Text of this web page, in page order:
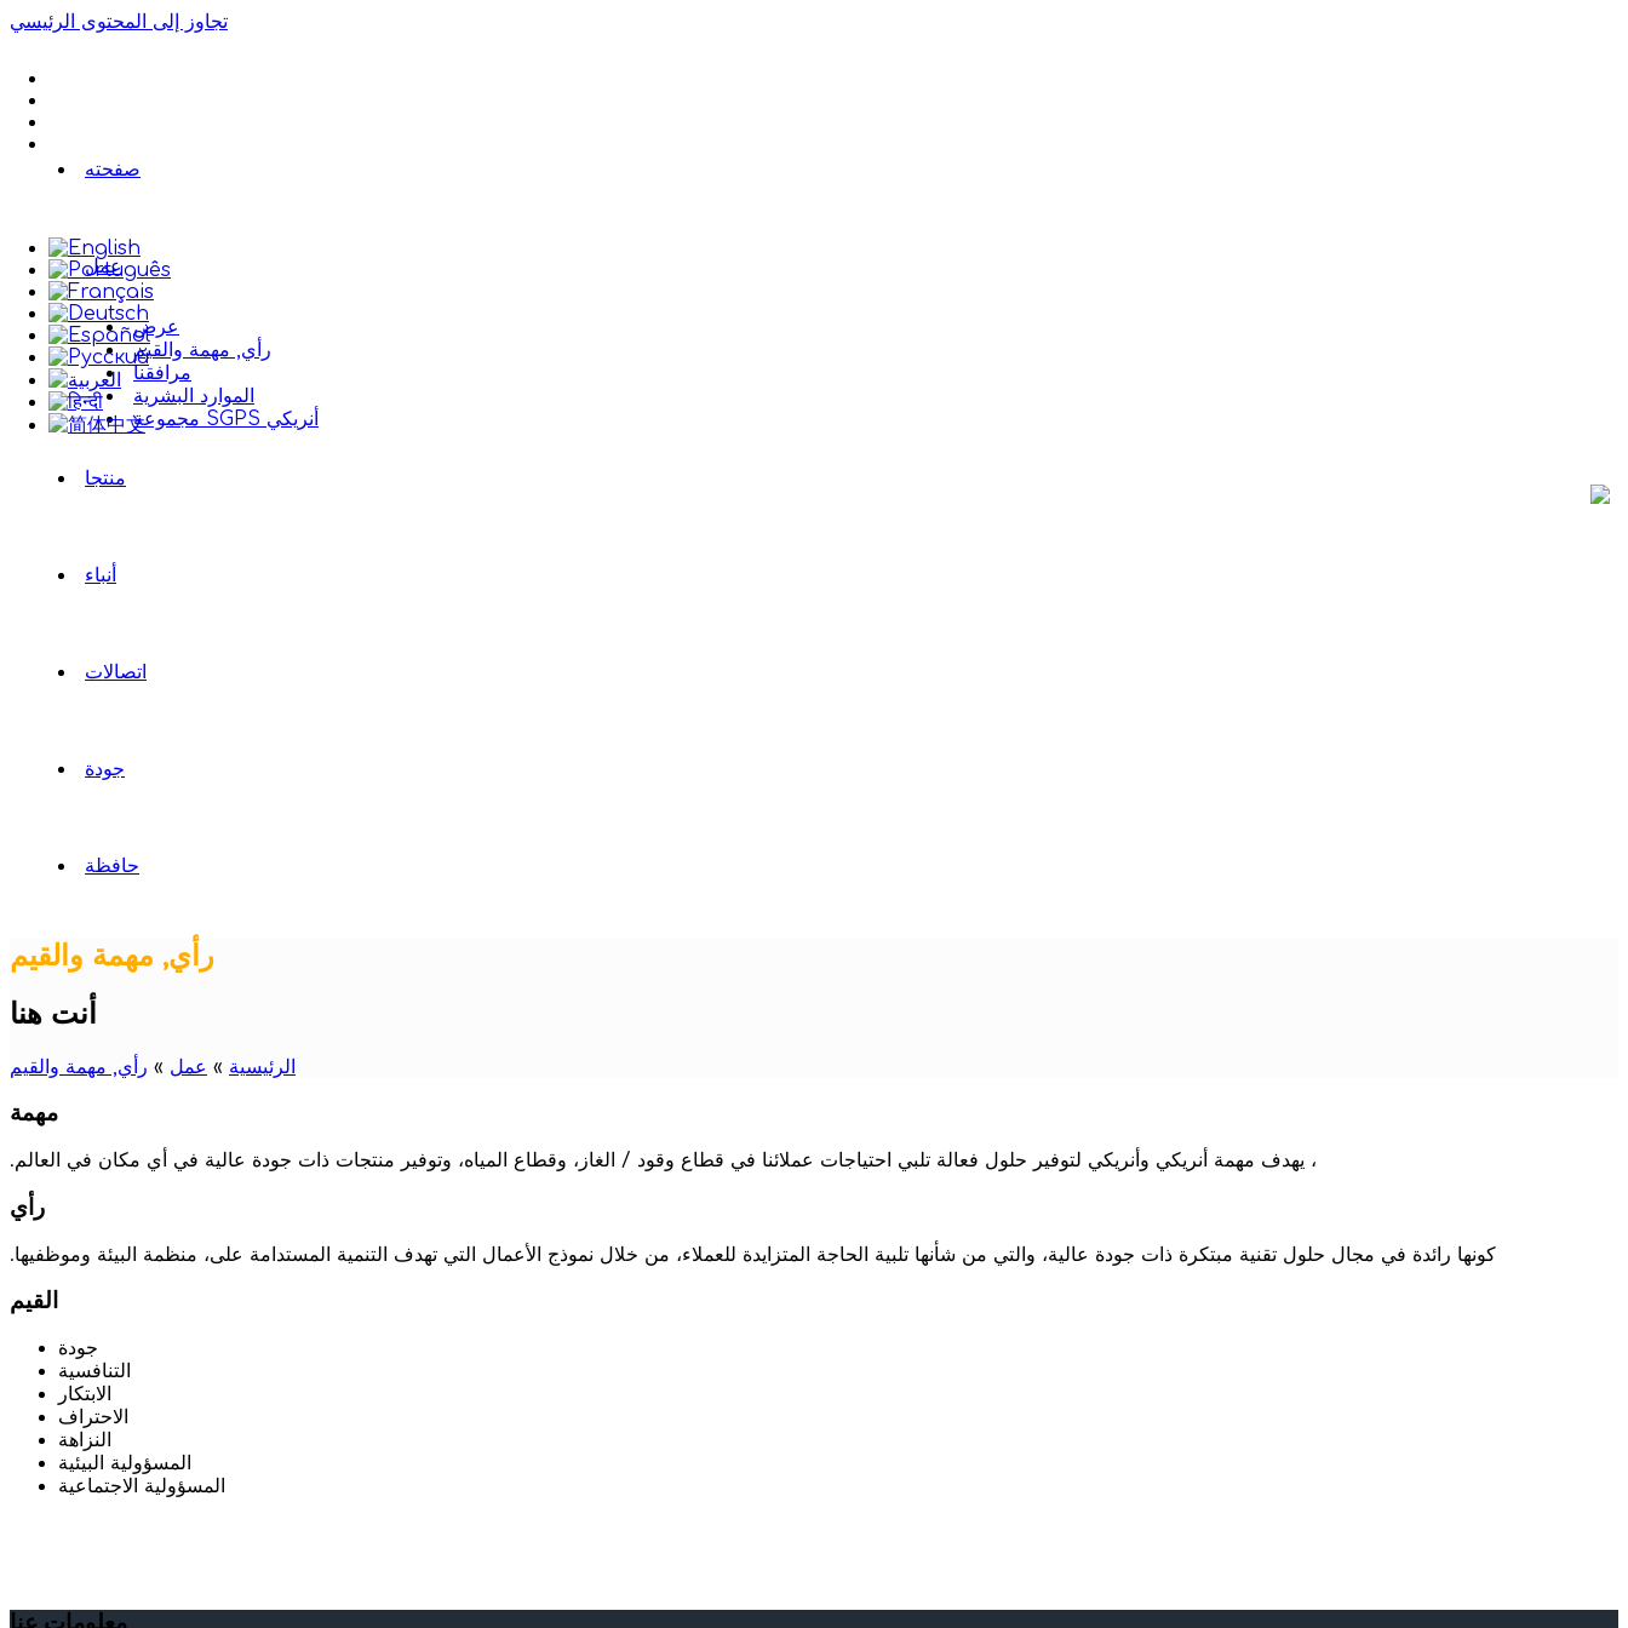
تجاوز إلى المحتوى الرئيسي
صفحته
عمل
عرض
رأي, مهمة والقيم
مرافقنا
الموارد البشرية
مجموعة SGPS أنريكي
منتجا
أنباء
اتصالات
جودة
حافظة
رأي, مهمة والقيم
أنت هنا
الرئيسية » عمل » رأي, مهمة والقيم
مهمة
، يهدف مهمة أنريكي وأنريكي لتوفير حلول فعالة تلبي احتياجات عملائنا في قطاع وقود / الغاز، وقطاع المياه، وتوفير منتجات ذات جودة عالية في أي مكان في العالم.
رأي
كونها رائدة في مجال حلول تقنية مبتكرة ذات جودة عالية، والتي من شأنها تلبية الحاجة المتزايدة للعملاء، من خلال نموذج الأعمال التي تهدف التنمية المستدامة على، منظمة البيئة وموظفيها.
القيم
جودة
التنافسية
الابتكار
الاحتراف
النزاهة
المسؤولية البيئية
المسؤولية الاجتماعية
معلومات عنا